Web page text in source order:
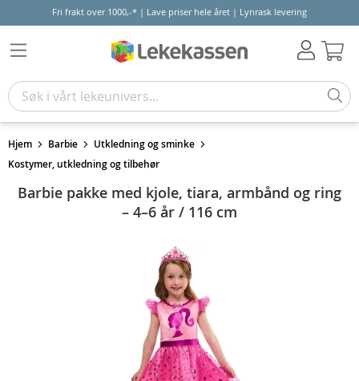
Fri frakt over 1000,-* | Lave priser hele året | Lynrask levering
Hjem Barbie
Utkledning og sminke
Kostymer, utkledning og tilbehør
Barbie pakke med kjole, tiara, armbånd og ring
– 4–6 år / 116 cm